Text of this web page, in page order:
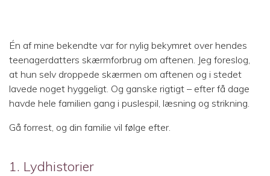
Én af mine bekendte var for nylig bekymret over hendes
teenagerdatters skærmforbrug om aftenen. Jeg foreslog,
at hun selv droppede skærmen om aftenen og i stedet
lavede noget hyggeligt. Og ganske rigtigt – efter få dage
havde hele familien gang i puslespil, læsning og strikning.
Gå forrest, og din familie vil følge efter.
1. Lydhistorier